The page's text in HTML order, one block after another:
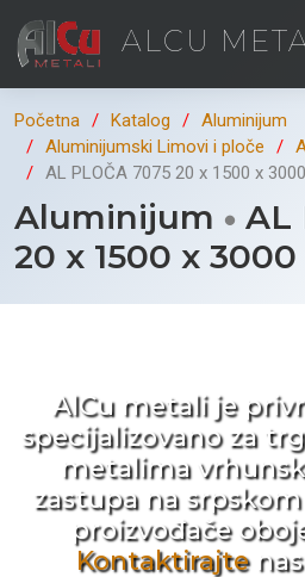
ALCU
Početna Katalog
Aluminijum
Aluminijumski Limovi i ploče
AL PLOČA 7075 20 x 1500 x 3000
Aluminijum
AL
20 x 1500 x 3000
AlCu metali je
specijalizovano za
metalima
zastupa na
proizvođače
Kontaktirajtenas